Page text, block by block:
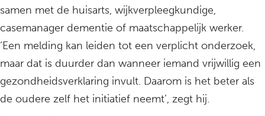
samen met de huisarts, wijkverpleegkundige,
casemanager dementie of maatschappelijk werker.
‘Een melding kan leiden tot een verplicht onderzoek,
maar dat is duurder dan wanneer iemand vrijwillig een
gezondheidsverklaring invult. Daarom is het beter als
de oudere zelf het initiatief neemt’, zegt hij.